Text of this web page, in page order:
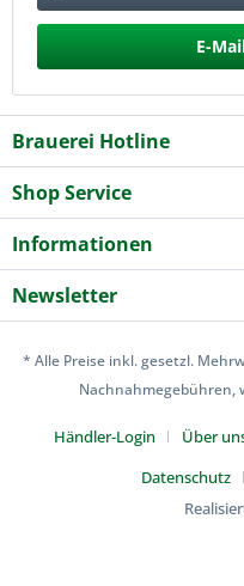
E-
Brauerei Hotline
Shop Service
Informationen
Newsletter
* Alle Preise inkl. gesetzl.
Nachnahmegebühren,
Händler-Login Über
Datenschutz